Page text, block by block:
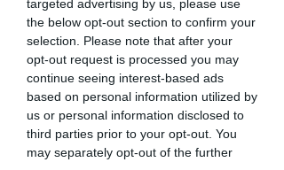
targeted advertising by us, please use
the below opt-out section to confirm your
selection. Please note that after your
opt-out request is processed you may
continue seeing interest-based ads
based on personal information utilized by
us or personal information disclosed to
third parties prior to your opt-out. You
may separately opt-out of the further
admin
les astuces personnalisées
àta situation.